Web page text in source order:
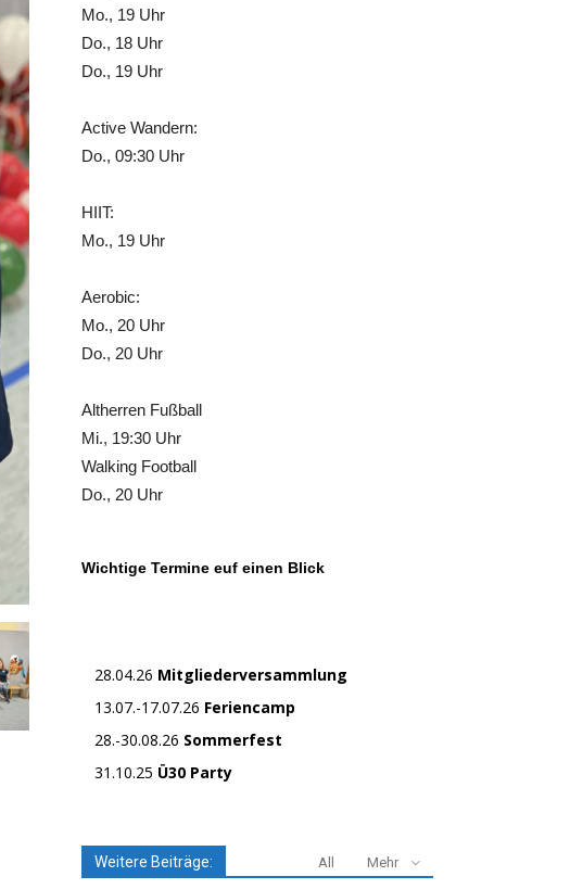
Mo., 19 Uhr
Do., 18 Uhr
Do., 19 Uhr
Active Wandern:
Do., 09:30 Uhr
HIIT:
Mo., 19 Uhr
Aerobic:
Mo., 20 Uhr
Do., 20 Uhr
Altherren Fußball
Mi., 19:30 Uhr
Walking Football
Do., 20 Uhr
Wichtige Termine euf einen Blick
28.04.26 Mitgliederversammlung
13.07.-17.07.26 Feriencamp
28.-30.08.26 Sommerfest
31.10.25 Ü30 Party
Weitere Beiträge: All Mehr